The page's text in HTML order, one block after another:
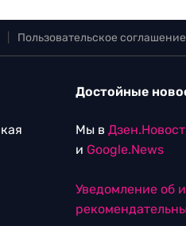
Пользовательское соглашение
Достойные
Мы в
и Google.News
Уведомление об